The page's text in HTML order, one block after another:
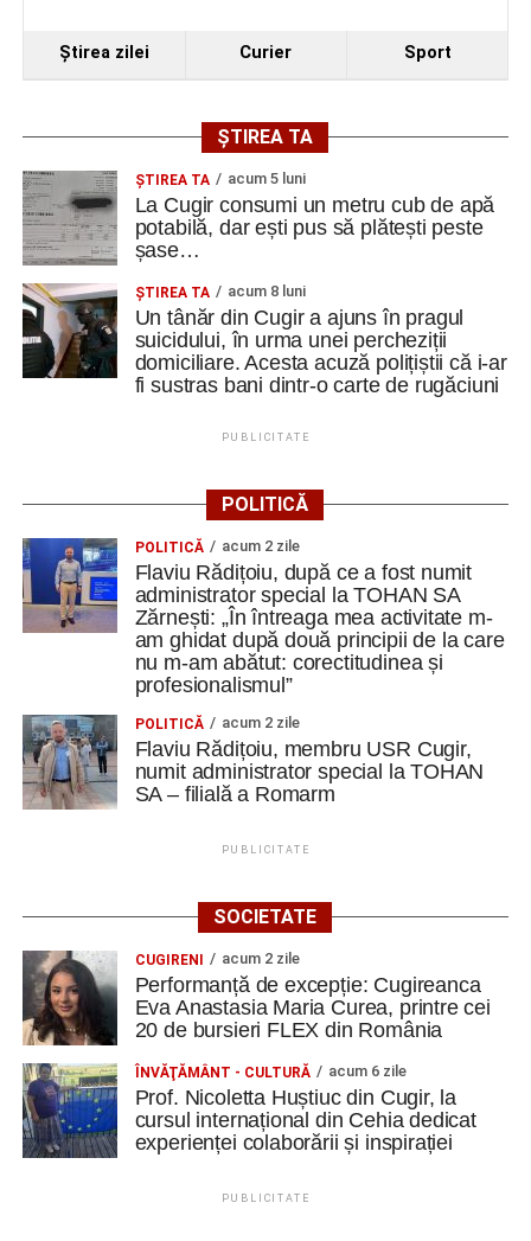
Ştirea zilei Curier Sport
ȘTIREA TA
ȘTIREA TA acum 5 luni
La Cugir consumi un metru cub de apă
potabilă, dar ești pus să plătești peste
șase…
ȘTIREA TA acum 8 luni
Un tânăr din Cugir a ajuns în pragul
suicidului, în urma unei percheziții
domiciliare. Acesta acuză polițiștii că i-ar
fi sustras bani dintr-o carte de rugăciuni
PUBLICITATE
POLITICĂ
POLITICĂ acum 2 zile
Flaviu Rădițoiu, după ce a fost numit
administrator special la TOHAN SA
Zărnești: „În întreaga mea activitate m-
am ghidat după două principii de la care
nu m-am abătut: corectitudinea și
profesionalismul”
POLITICĂ acum 2 zile
Flaviu Rădițoiu, membru USR Cugir,
numit administrator special la TOHAN
SA – filială a Romarm
PUBLICITATE
SOCIETATE
CUGIRENI acum 2 zile
Performanță de excepție: Cugireanca
Eva Anastasia Maria Curea, printre cei
20 de bursieri FLEX din România
ÎNVĂŢĂMÂNT - CULTURĂ acum 6 zile
Prof. Nicoletta Huștiuc din Cugir, la
cursul internațional din Cehia dedicat
experienței colaborării și inspirației
PUBLICITATE